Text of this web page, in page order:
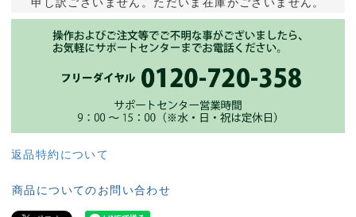
返品特約について
商品についてのお問い合わせ